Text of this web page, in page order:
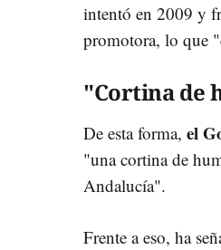
intentó en 2009 y
promotora, lo que
"Cortina de
De esta forma, el
"una cortina de
Andalucía".
Frente a eso, ha